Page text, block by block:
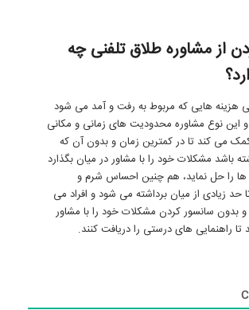
از مشاوره طلاق تلفنی چه
هزینه هایی که مربوط به رفت و آمد می شود
این نوع مشاوره محدودیت های زمانی و مکانی
کمک می کند تا در کمترین زمان و بدون آن که
باشد مشکلات خود را با مشاور در میان بگذارد
را حل نماید، هم چنین احساس شرم و
زیادی از میان برداشته می شود و افراد می
و بدون سانسور کردن مشکلات خود را با مشاور
تا راهنمایی های درستی را دریافت کنند.